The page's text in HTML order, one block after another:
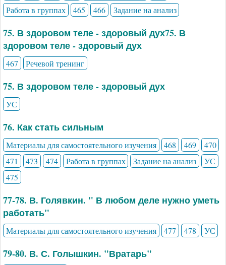
Работа в группах
465 466 Задание на анализ
75. В здоровом теле - здоровый дух75. В
здоровом теле - здоровый дух
467 Речевой тренинг
75. В здоровом теле - здоровый дух
УС
76. Как стать сильным
Материалы для самостоятельного изучения 468 469
470
471
473 474 Работа в группах Задание на анализ
УС
475
77-78. В. Голявкин. " В любом деле нужно уметь
работать"
Материалы для самостоятельного изучения 477 478 УС
79-80. В. С. Голышкин. "Вратарь"